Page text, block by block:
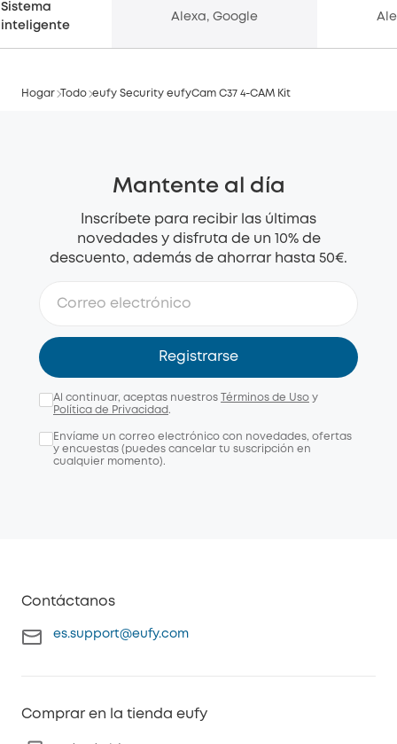
Sistema
inteligente
Alexa, Google
Hogar Todo eufy Security eufyCam C37 4-CAM Kit
Mantente al día
Inscríbete para recibir las últimas
novedades y disfruta de un 10% de
descuento, además de ahorrar hasta 50€.
Registrarse
Al continuar, aceptas nuestros Términos de Uso y
Política de Privacidad.
Envíame un correo electrónico con novedades, ofertas
y encuestas (puedes cancelar tu suscripción en
cualquier momento).
Contáctanos
es.support@eufy.com
Comprar en la tienda eufy